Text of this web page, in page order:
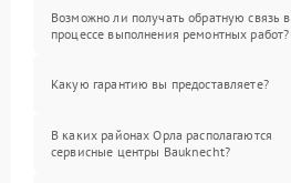
Возможно ли получать обратную связь в
процессе выполнения ремонтных работ?
Какую гарантию вы предоставляете?
В каких районах Орла располагаются
сервисные центры Bauknecht?